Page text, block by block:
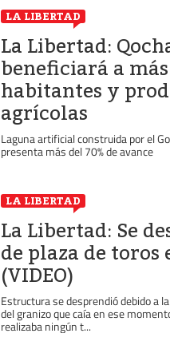
LA LIBERTAD
La Libertad:
beneficiará a
habitantes y
agrícolas
Laguna artificial construida por el
presenta más del 70% de avance
LA LIBERTAD
La Libertad: Se
de plaza de
(VIDEO)
Estructura se desprendió debido a
del granizo que caía en ese
realizaba ningún t...